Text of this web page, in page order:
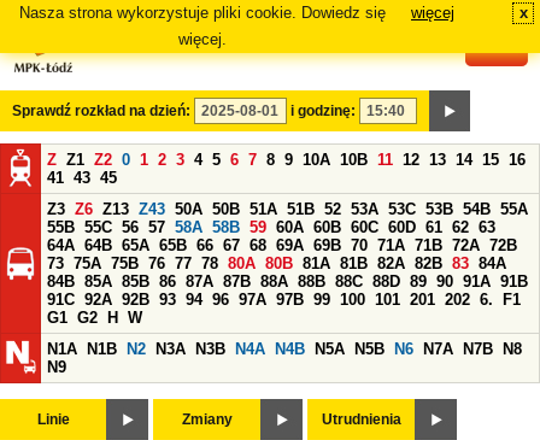
Nasza strona wykorzystuje pliki cookie. Dowiedz się
więcej.
więcej x
Sprawdź rozkład na dzień: i godzinę:
Z Z1 Z2 0 1 2 3 4 5 6 7 8 9 10A 10B 11 12 13 14 15 16
41 43 45
Z3 Z6 Z13 Z43 50A 50B 51A 51B 52 53A 53C 53B 54B 55A
55B 55C 56 57 58A 58B 59 60A 60B 60C 60D 61 62 63
64A 64B 65A 65B 66 67 68 69A 69B 70 71A 71B 72A 72B
73 75A 75B 76 77 78 80A 80B 81A 81B 82A 82B 83 84A
84B 85A 85B 86 87A 87B 88A 88B 88C 88D 89 90 91A 91B
91C 92A 92B 93 94 96 97A 97B 99 100 101 201 202 6.
F1
G1 G2 H
W
N1A
N1B N2 N3A N3B N4A N4B N5A N5B N6 N7A N7B
N8
N9
Linie Zmiany Utrudnienia